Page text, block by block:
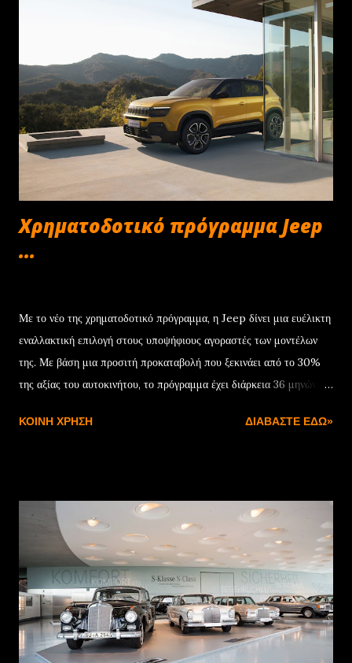
Χρηματοδοτικό πρόγραμμα Jeep
...
Με το νέο της χρηματοδοτικό πρόγραμμα, η Jeep δίνει μια ευέλικτη
εναλλακτική επιλογή στους υποψήφιους αγοραστές των μοντέλων
της. Με βάση μια προσιτή προκαταβολή που ξεκινάει από το 30%
της αξίας του αυτοκινήτου, το πρόγραμμα έχει διάρκεια 36 μηνών
ολοκληρωθεί η προγραμματισμένη διάρκεια της χρηματοδότησης, ο
του αυτοκινήτου, ενώ η τρίτη αφορά στην επιστροφή με
προσυμφωνημένη αξία που θα χρησιμοποιηθεί ως προκαταβολή για
την αγορά ενός νέου Jeep. Με βάση αυτά τα δεδομένα, το Jeep
Avenger στην έκδοση με τον κινητήρα 100 HP γίνεται δικό σας με
μόνο €252/μήνα , ενώ για τα Renegade και Compass e-Hybrid
των 130 HP η δόση διαμορφώνεται στα €294 και €361 αντίστοιχα.
Να σημειωθεί ότι το πρόγραμμα συνοδεύεται από την 4ετή εγγύηση
ΚΟΙΝΉ ΧΡΉΣΗ ΔΙΑΒΆΣΤΕ ΕΔΏ»